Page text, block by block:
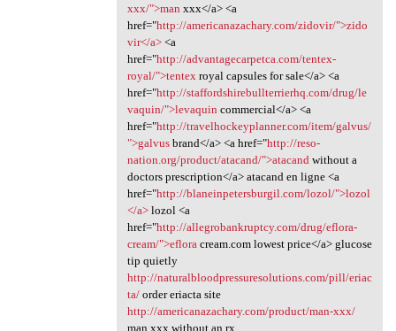
xxx/">man xxx</a> <a
href="http://americanazachary.com/zidovir/">zido
vir</a><a
href="http://advantagecarpetca.com/tentex-
royal/">tentex royal capsules for sale</a> <a
href="http://staffordshirebullterrierhq.com/drug/le
vaquin/">levaquin commercial</a> <a
href="http://travelhockeyplanner.com/item/galvus/
">galvusbrand</a> <a href="http://reso-
nation.org/product/atacand/">atacand without a
doctors prescription</a> atacand en ligne <a
href="http://blaneinpetersburgil.com/lozol/">lozol
</a>lozol <a
href="http://allegrobankruptcy.com/drug/eflora-
cream/">eflora cream.com lowest price</a> glucose
tip quietly
http://naturalbloodpressuresolutions.com/pill/eriac
ta/order eriacta site
http://americanazachary.com/product/man-xxx/
man xxx without an rx